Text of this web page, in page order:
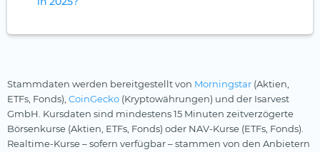
Stammdaten werden bereitgestellt von Morningstar (Aktien,
ETFs, Fonds), CoinGecko (Kryptowährungen) und der Isarvest
GmbH. Kursdaten sind mindestens 15 Minuten zeitverzögerte
Börsenkurse (Aktien, ETFs, Fonds) oder NAV-Kurse (ETFs, Fonds).
Realtime-Kurse – sofern verfügbar – stammen von den Anbietern